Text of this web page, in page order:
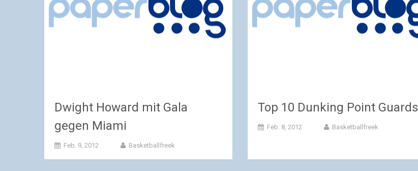
Dwight Howard mit Gala
gegen Miami
Feb. 9, 2012 Basketballfreek
Top 10 Dunking Point Guards
Feb. 8, 2012 Basketballfreek